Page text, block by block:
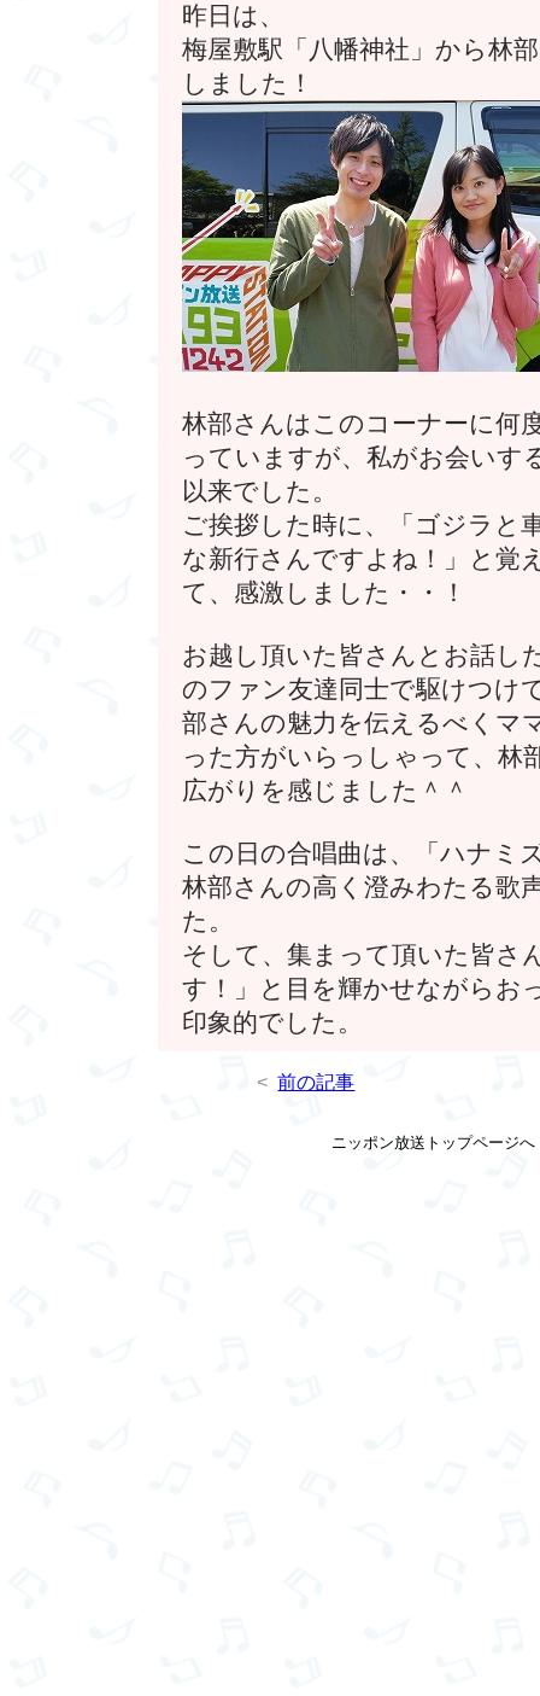
昨日は、
梅屋敷駅「八幡神社」から林
しました！
林部さんはこのコーナーに何
っていますが、私がお会いす
以来でした。
ご挨拶した時に、「ゴジラと
な新行さんですよね！」と覚
て、感激しました・・！
お越し頂いた皆さんとお話し
のファン友達同士で駆けつけ
部さんの魅力を伝えるべくマ
った方がいらっしゃって、林
広がりを感じました＾＾
この日の合唱曲は、「ハナミ
林部さんの高く澄みわたる歌
た。
そして、集まって頂いた皆さ
す！」と目を輝かせながらお
印象的でした。
<前の記事
ニッポン放送トップページ